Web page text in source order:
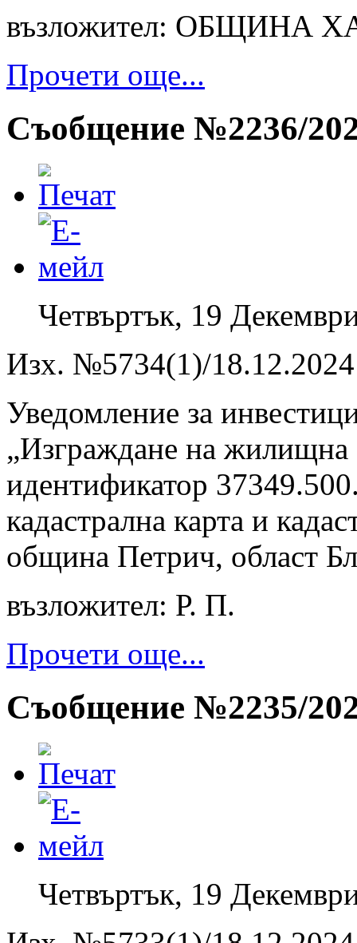
възложител:
Прочети още...
Съобщение №2236/
Четвъртък, 19
Изх. №5734(1)/18.12.2024
Уведомление за
„Изграждане на жилищна
идентификатор
кадастрална карта и
община Петрич, област
възложител: Р. П.
Прочети още...
Съобщение №2235/
Четвъртък, 19